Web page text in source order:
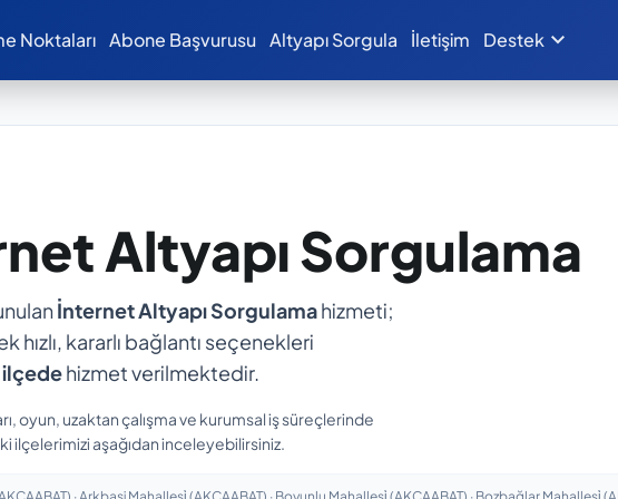
Noktaları Abone Başvurusu Altyapı Sorgula İletişim Destek expand_more
Altyapı Sorgulama
İnternet Altyapı Sorgulamahizmeti;
hızlı, kararlı bağlantı seçenekleri
ilçedehizmet verilmektedir.
oyun, uzaktan çalışma ve kurumsal iş süreçlerinde
ilçelerimizi aşağıdan inceleyebilirsiniz.